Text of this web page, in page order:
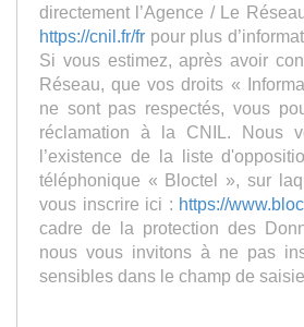
directement l’Agence / Le
https://cnil.fr/fr pour plus
Si vous estimez, après avoir
Réseau, que vos droits «
ne sont pas respectés, vous
réclamation à la CNIL. Nous
l’existence de la liste
téléphonique « Bloctel », sur
vous inscrire ici : https://
cadre de la protection des
nous vous invitons à ne pas
sensibles dans le champ de